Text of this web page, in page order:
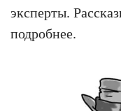
эксперты.
подробнее.